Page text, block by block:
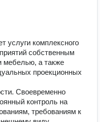
услуги комплексного
собственным
мебелью, а также
проекционных
Своевременно
контроль на
требованиям к